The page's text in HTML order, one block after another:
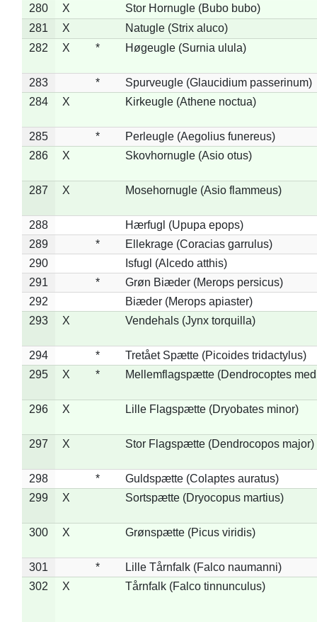
280
X
Stor Hornugle (Bubo bubo)
281
X
Natugle (Strix aluco)
282
X * Høgeugle (Surnia ulula)
283 *
Spurveugle (Glaucidium passerinum)
284
X Kirkeugle (Athene noctua)
285 *
Perleugle (Aegolius funereus)
286
X Skovhornugle (Asio otus)
287 X Mosehornugle (Asio flammeus)
288
Hærfugl (Upupa epops)
289
*
Ellekrage (Coracias garrulus)
290
Isfugl (Alcedo atthis)
291
*
Grøn Biæder (Merops persicus)
292
Biæder (Merops apiaster)
293
X Vendehals (Jynx torquilla)
294 *
Tretået Spætte (Picoides tridactylus)
295
X * Mellemflagspætte (Dendrocoptes
296 X Lille Flagspætte (Dryobates minor)
297 X Stor Flagspætte (Dendrocopos major)
298 *
Guldspætte (Colaptes auratus)
299
X Sortspætte (Dryocopus martius)
300 X Grønspætte (Picus viridis)
301 *
Lille Tårnfalk (Falco naumanni)
302
X Tårnfalk (Falco tinnunculus)